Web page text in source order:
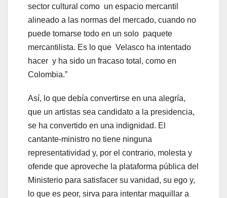
sector cultural como un espacio mercantil
alineado a las normas del mercado, cuando no
puede tomarse todo en un solo paquete
mercantilista. Es lo que Velasco ha intentado
hacer y ha sido un fracaso total, como en
Colombia.”
Así, lo que debía convertirse en una alegría,
que un artistas sea candidato a la presidencia,
se ha convertido en una indignidad. El
cantante-ministro no tiene ninguna
representatividad y, por el contrario, molesta y
ofende que aproveche la plataforma pública del
Ministerio para satisfacer su vanidad, su ego y,
lo que es peor, sirva para intentar maquillar a